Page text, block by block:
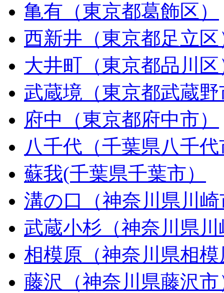
亀有（東京都葛飾区）
西新井（東京都足立区
大井町（東京都品川区
武蔵境（東京都武蔵野
府中（東京都府中市）
八千代（千葉県八千
蘇我(千葉県千葉市）
溝の口（神奈川県川
武蔵小杉（神奈川県
相模原（神奈川県相
藤沢（神奈川県藤沢市